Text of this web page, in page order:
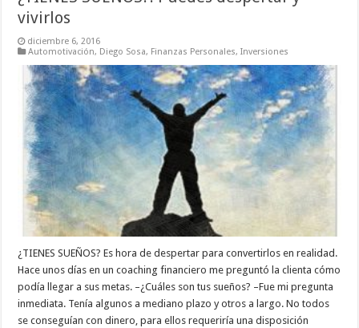
vivirlos
diciembre 6, 2016
Automotivación, Diego Sosa, Finanzas Personales,Inversiones
¿TIENES SUEÑOS? Es hora de despertar para convertirlos en realidad.
Hace unos días en un coaching financiero me preguntó la clienta cómo
podía llegar a sus metas. –¿Cuáles son tus sueños? –Fue mi pregunta
inmediata. Tenía algunos a mediano plazo y otros a largo. No todos
se conseguían con dinero, para ellos requeriría una disposición